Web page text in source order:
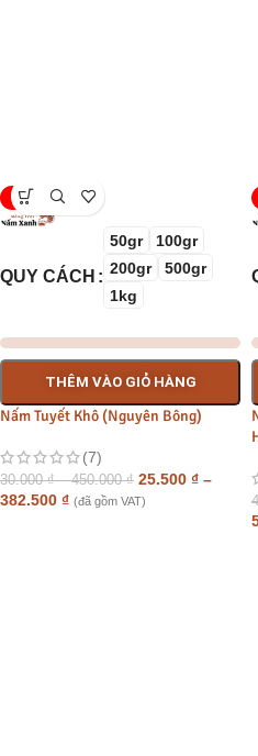
-15%
QUY CÁCH
50gr
100gr
200gr
500gr
1kg
THÊM VÀO GIỎ HÀNG
Nấm Tuyết Khô (Nguyên Bông)
(7)
30.000₫ – 450.000₫ 25.500 ₫ –
382.500 ₫ (đã gồm VAT)